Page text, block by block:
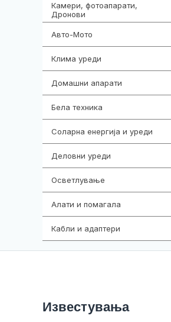
Камери, фотоапарати,
Дронови
Авто-Мото
Клима уреди
Домашни апарати
Бела техника
Соларна енергија и уреди
Деловни уреди
Осветлување
Алати и помагала
Кабли и адаптери
Известувања